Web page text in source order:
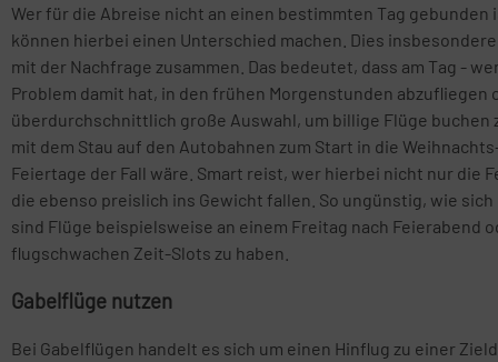
Wer für die Abreise nicht an einen bestimmten Tag
können hierbei einen Unterschied machen. Dies
mit der Nachfrage zusammen. Das bedeutet, dass am Tag -
Problem damit hat, in den frühen Morgenstunden
überdurchschnittlich große Auswahl, um billige Flüge
mit dem Stau auf den Autobahnen zum Start in die
Feiertage der Fall wäre. Smart reist, wer hierbei nicht nur
die ebenso preislich ins Gewicht fallen. So ungünstig, wie
sind Flüge beispielsweise an einem Freitag nach Feierabend
flugschwachen Zeit-Slots zu haben.
Gabelflüge nutzen
Bei Gabelflügen handelt es sich um einen Hinflug zu einer